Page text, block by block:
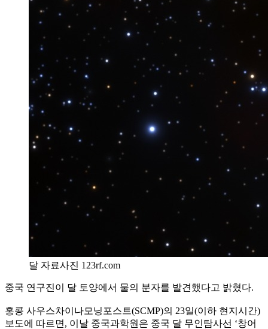
달 자료사진 123rf.com
중국 연구진이 달 토양에서 물의 분자를 발견했다고 밝혔다.
홍콩 사우스차이나모닝포스트(SCMP)의 23일(이하 현지시간)
보도에 따르면, 이날 중국과학원은 중국 달 무인탐사선 ‘창어